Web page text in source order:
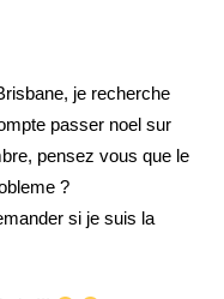
je recherche
passer noel sur
pensez vous que le
?
si je suis la